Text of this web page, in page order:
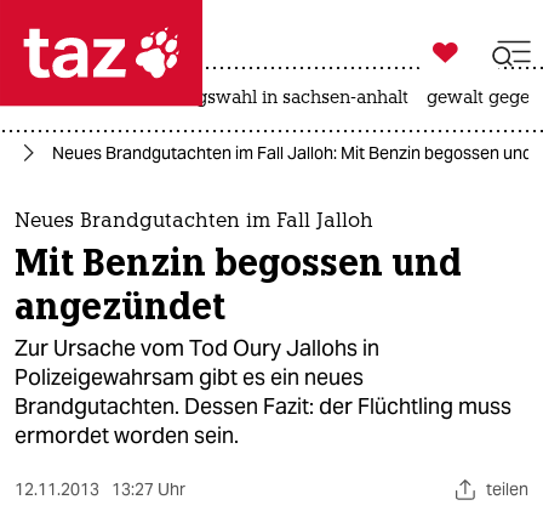
 taz zahl ich
taz zahl ich
themen
politik
öko
gesellschaft
kultur
sport

taz zahl ich
landtagswahl in sachsen-anhalt gewalt
Neues Brandgutachten im Fall Jalloh: Mit Benzin begossen und
Neues Brandgutachten im Fall Jalloh
Mit Benzin begossen und
angezündet
Zur Ursache vom Tod Oury Jallohs in
Polizeigewahrsam gibt es ein neues
Brandgutachten. Dessen Fazit: der Flüchtling muss
ermordet worden sein.
12.11.2013 13:27 Uhr teilen